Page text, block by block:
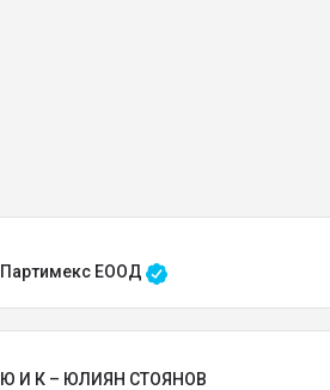
Партимекс ЕООД
Ю И К – ЮЛИЯН СТОЯНОВ